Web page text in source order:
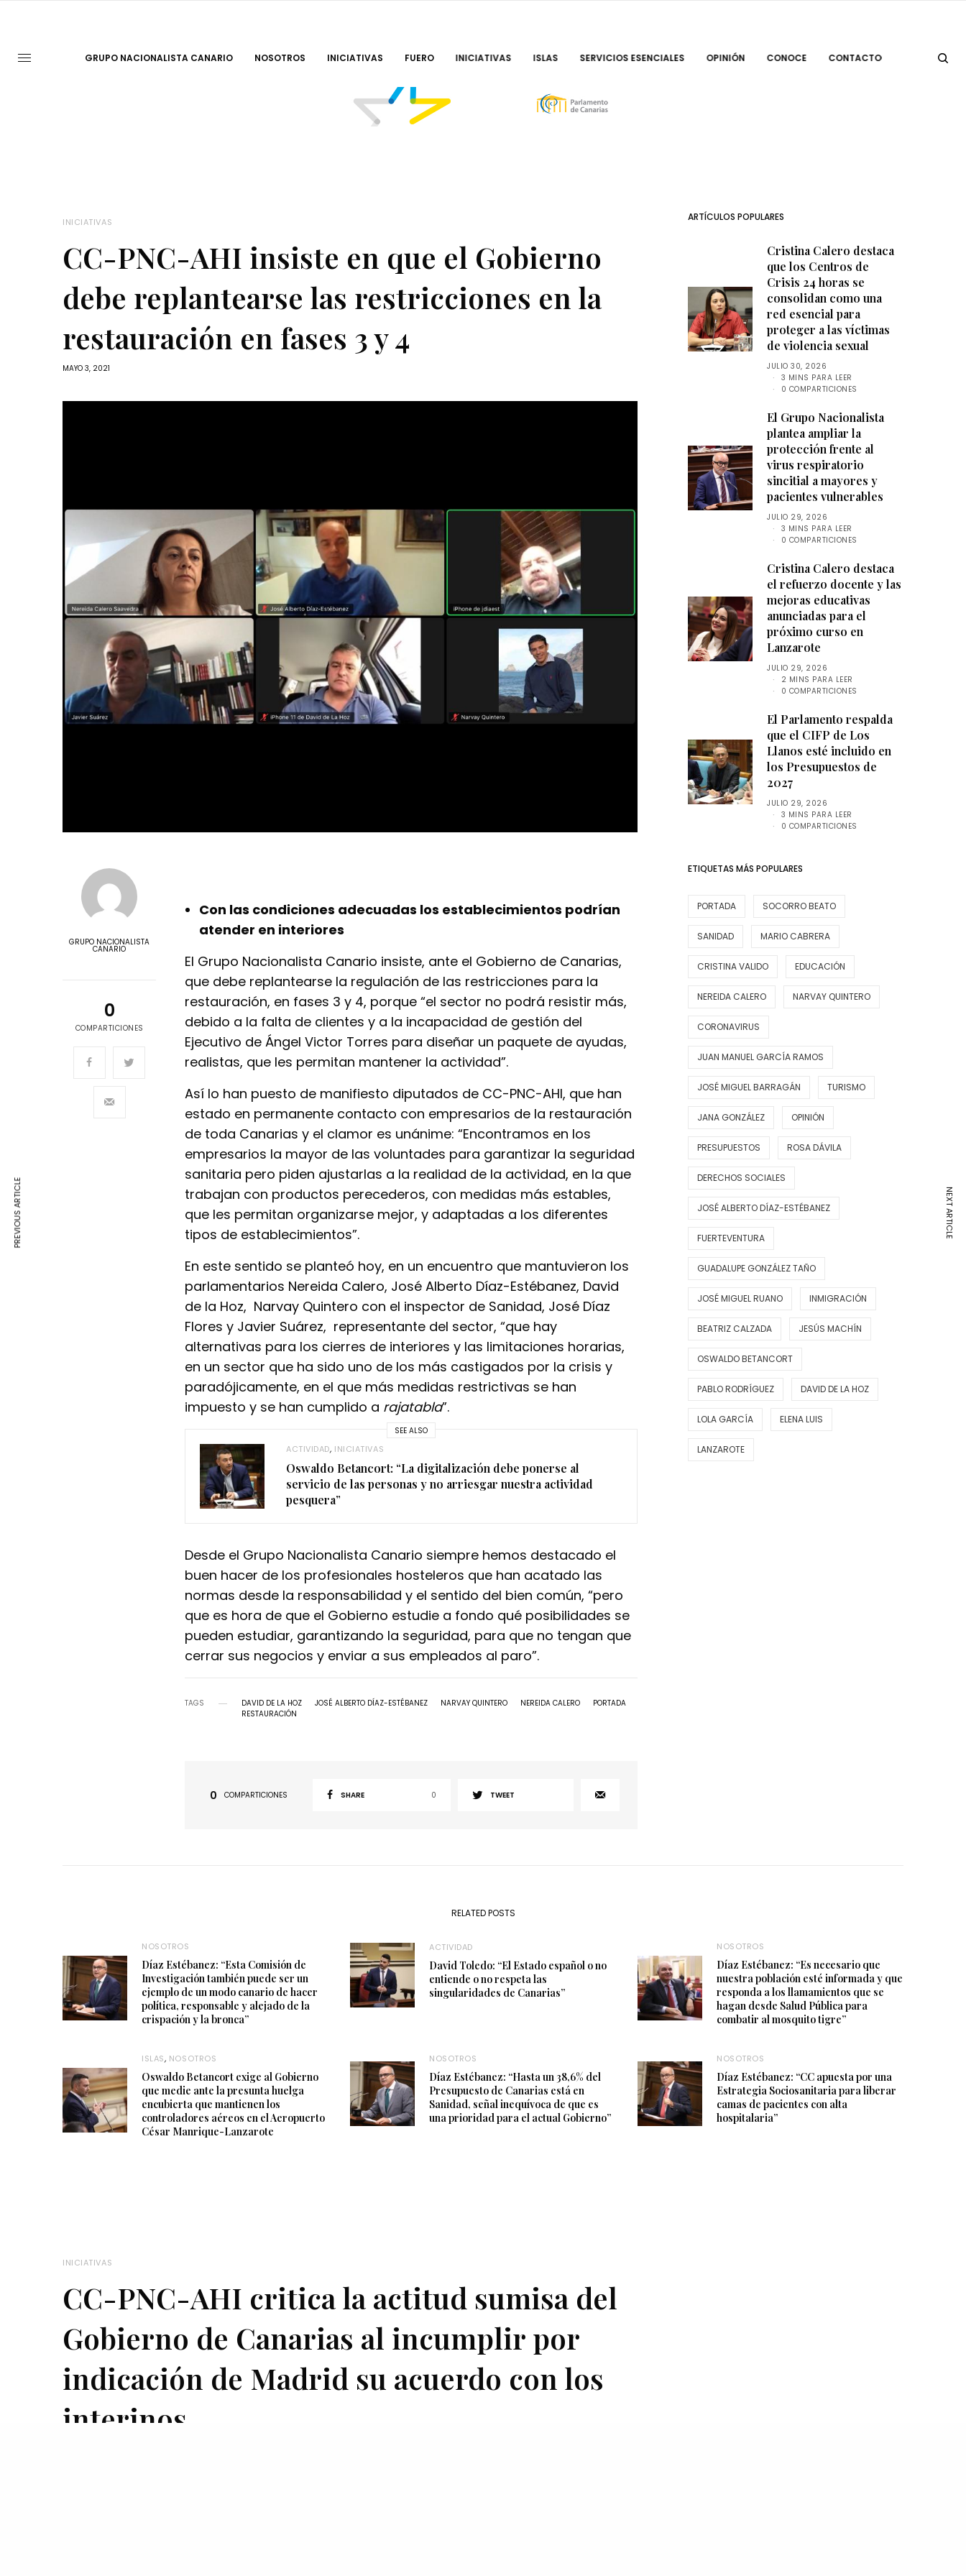
GRUPO NACIONALISTA CANARIO NOSOTROS INICIATIVAS FUERO INICIATIVAS ISLAS SERVICIOS ESENCIALES OPINIÓN CONOCE CONTACTO
INICIATIVAS
CC-PNC-AHI insiste en que el Gobierno
debe replantearse las restricciones en la
restauración en fases 3 y 4
MAYO 3, 2021
GRUPO NACIONALISTA
CANARIO
0
COMPARTICIONES
Con las condiciones adecuadas los establecimientos podrían
atender en interiores
El Grupo Nacionalista Canario insiste, ante el Gobierno de Canarias,
que debe replantearse la regulación de las restricciones para la
restauración, en fases 3 y 4, porque “el sector no podrá resistir más,
debido a la falta de clientes y a la incapacidad de gestión del
Ejecutivo de Ángel Victor Torres para diseñar un paquete de ayudas,
realistas, que les permitan mantener la actividad”.
Así lo han puesto de manifiesto diputados de CC-PNC-AHI, que han
estado en permanente contacto con empresarios de la restauración
de toda Canarias y el clamor es unánime: “Encontramos en los
empresarios la mayor de las voluntades para garantizar la seguridad
sanitaria pero piden ajustarlas a la realidad de la actividad, en la que
trabajan con productos perecederos, con medidas más estables,
que les permitan organizarse mejor, y adaptadas a los diferentes
tipos de establecimientos”.
En este sentido se planteó hoy, en un encuentro que mantuvieron los
parlamentarios Nereida Calero, José Alberto Díaz-Estébanez, David
de la Hoz, Narvay Quintero con el inspector de Sanidad, José Díaz
Flores y Javier Suárez, representante del sector, “que hay
alternativas para los cierres de interiores y las limitaciones horarias,
en un sector que ha sido uno de los más castigados por la crisis y
paradójicamente, en el que más medidas restrictivas se han
impuesto y se han cumplido a rajatabla”.
SEE ALSO
ACTIVIDAD, INICIATIVAS
Oswaldo Betancort: “La digitalización debe ponerse al
servicio de las personas y no arriesgar nuestra actividad
pesquera”
Desde el Grupo Nacionalista Canario siempre hemos destacado el
buen hacer de los profesionales hosteleros que han acatado las
normas desde la responsabilidad y el sentido del bien común, “pero
que es hora de que el Gobierno estudie a fondo qué posibilidades se
pueden estudiar, garantizando la seguridad, para que no tengan que
cerrar sus negocios y enviar a sus empleados al paro”.
TAGS DAVID DE LA HOZ JOSÉ ALBERTO DÍAZ-ESTÉBANEZ NARVAY QUINTERO NEREIDA CALERO
PORTADA
RESTAURACIÓN
0 COMPARTICIONES SHARE 0 TWEET
ARTÍCULOS POPULARES
Cristina Calero destaca
que los Centros de
Crisis 24 horas se
consolidan como una
red esencial para
proteger a las víctimas
de violencia sexual
JULIO 30, 2026
3 MINS PARA LEER
0 COMPARTICIONES
El Grupo Nacionalista
plantea ampliar la
protección frente al
virus respiratorio
sincitial a mayores y
pacientes vulnerables
JULIO 29, 2026
3 MINS PARA LEER
0 COMPARTICIONES
Cristina Calero destaca
el refuerzo docente y las
mejoras educativas
anunciadas para el
próximo curso en
Lanzarote
JULIO 29, 2026
2 MINS PARA LEER
0 COMPARTICIONES
El Parlamento respalda
que el CIFP de Los
Llanos esté incluido en
los Presupuestos de
2027
JULIO 29, 2026
3 MINS PARA LEER
0 COMPARTICIONES
ETIQUETAS MÁS POPULARES
PORTADA SOCORRO BEATO
SANIDAD MARIO CABRERA
CRISTINA VALIDO EDUCACIÓN
NEREIDA CALERO NARVAY QUINTERO
CORONAVIRUS
JUAN MANUEL GARCÍA RAMOS
JOSÉ MIGUEL BARRAGÁN TURISMO
JANA GONZÁLEZ OPINIÓN
PRESUPUESTOS ROSA DÁVILA
DERECHOS SOCIALES
JOSÉ ALBERTO DÍAZ-ESTÉBANEZ
FUERTEVENTURA
GUADALUPE GONZÁLEZ TAÑO
JOSÉ MIGUEL RUANO INMIGRACIÓN
BEATRIZ CALZADA JESÚS MACHÍN
OSWALDO BETANCORT
PABLO RODRÍGUEZ DAVID DE LA HOZ
LOLA GARCÍA ELENA LUIS
LANZAROTE
PREVIOUS ARTICLE NEXT ARTICLE
RELATED POSTS
NOSOTROS
Díaz Estébanez: “Esta Comisión de
Investigación también puede ser un
ejemplo de un modo canario de hacer
política, responsable y alejado de la
crispación y la bronca”
ACTIVIDAD
David Toledo: “El Estado español o no
entiende o no respeta las
singularidades de Canarias”
NOSOTROS
Díaz Estébanez: “Es necesario que
nuestra población esté informada y que
responda a los llamamientos que se
hagan desde Salud Pública para
combatir al mosquito tigre”
ISLAS, NOSOTROS
Oswaldo Betancort exige al Gobierno
que medie ante la presunta huelga
encubierta que mantienen los
controladores aéreos en el Aeropuerto
César Manrique-Lanzarote
NOSOTROS
Díaz Estébanez: “Hasta un 38,6% del
Presupuesto de Canarias está en
Sanidad, señal inequívoca de que es
una prioridad para el actual Gobierno”
NOSOTROS
Díaz Estébanez: “CC apuesta por una
Estrategia Sociosanitaria para liberar
camas de pacientes con alta
hospitalaria”
INICIATIVAS
CC-PNC-AHI critica la actitud sumisa del
Gobierno de Canarias al incumplir por
indicación de Madrid su acuerdo con los
interinos